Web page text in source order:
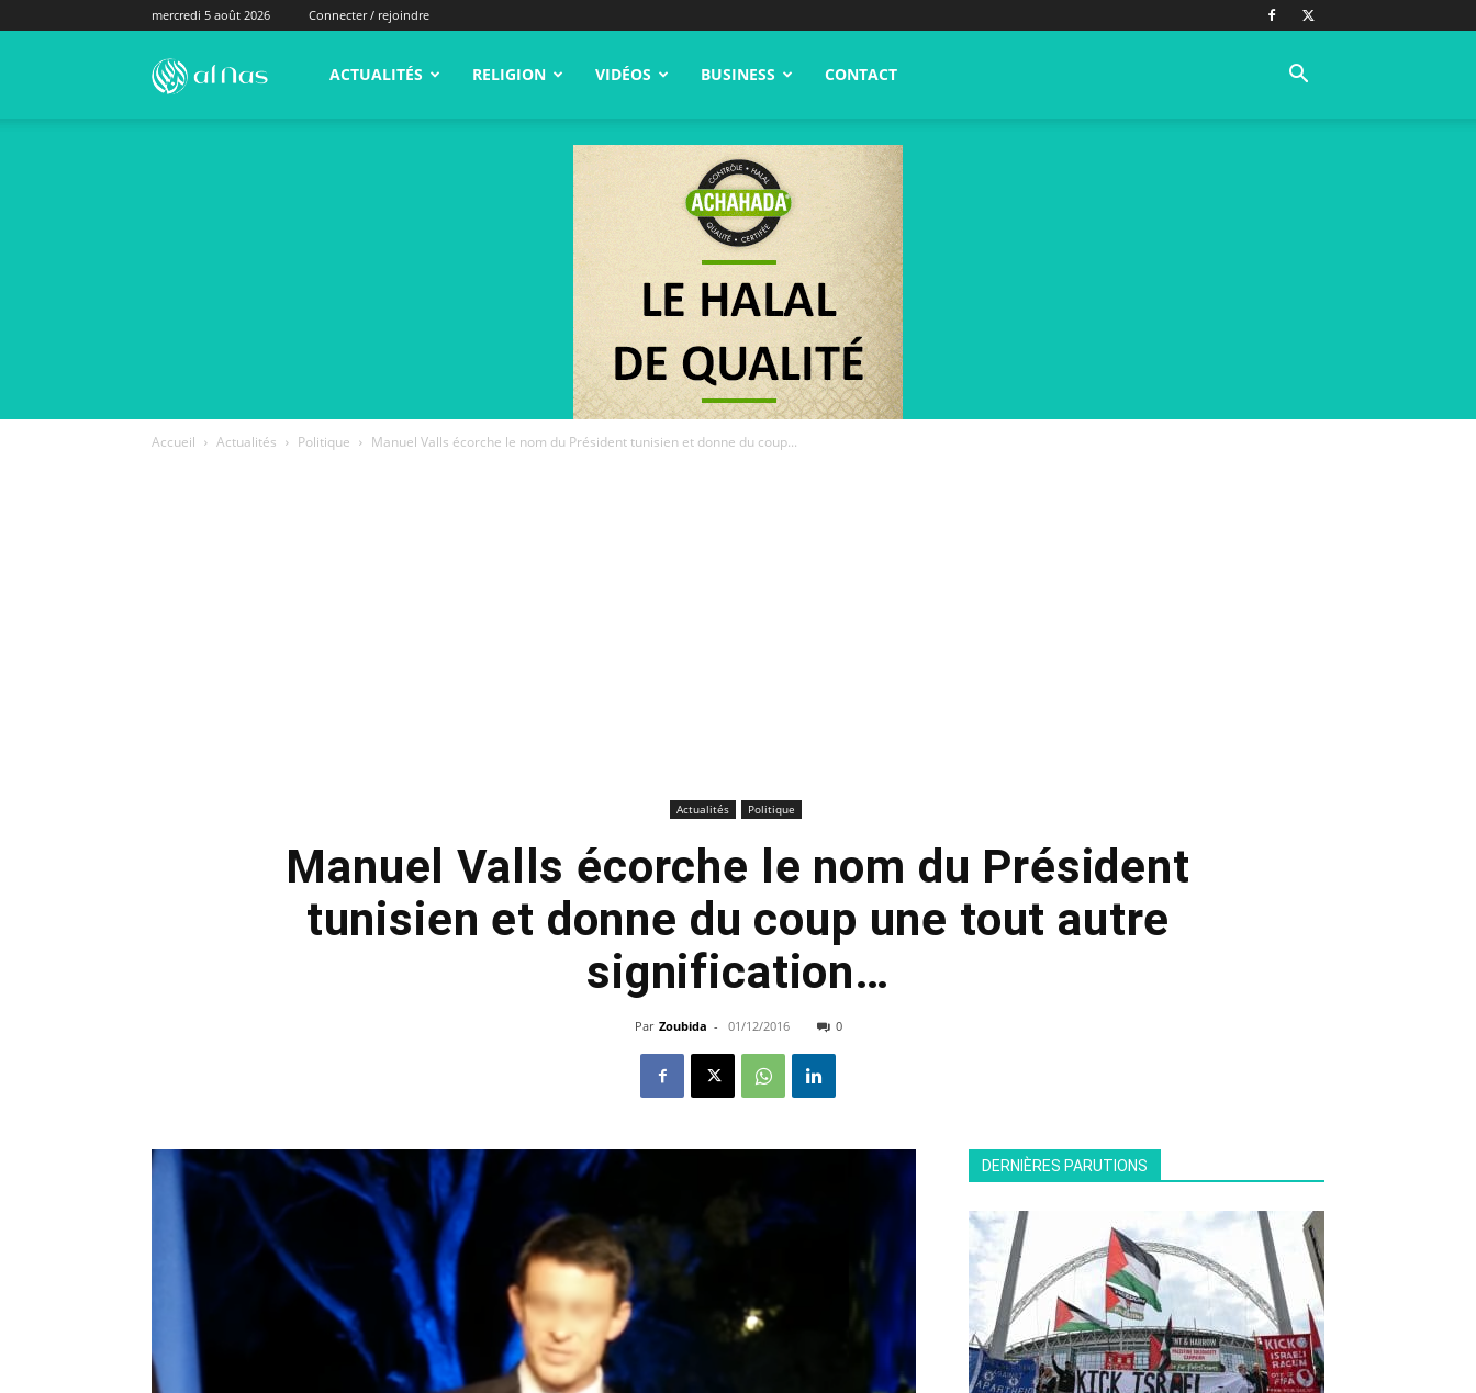
mercredi 5 août 2026 Connecter / rejoindre
alNas.fr ACTUALITÉS RELIGION VIDÉOS BUSINESS CONTACT
Accueil Actualités Politique Manuel Valls écorche le nom du Président tunisien et donne du coup...
Actualités Politique
Manuel Valls écorche le nom du Président
tunisien et donne du coup une tout autre
signification…
Par Zoubida - 01/12/2016 0
DERNIÈRES PARUTIONS